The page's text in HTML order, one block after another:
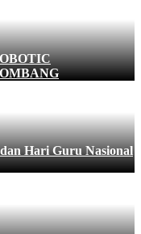
Hari Guru Nasional